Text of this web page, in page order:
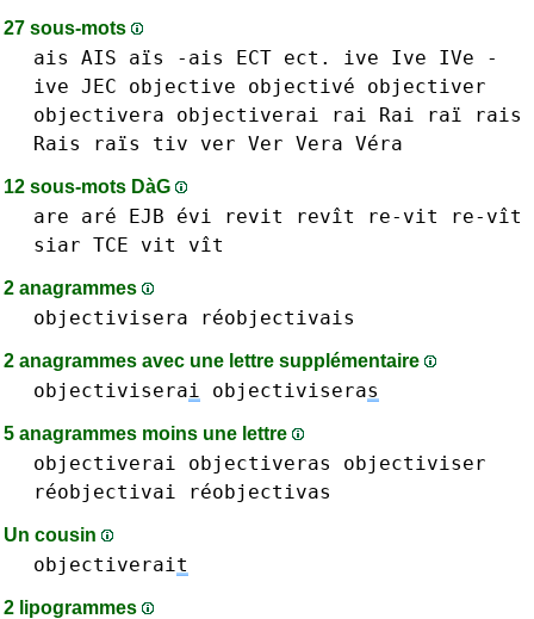
27 sous-mots
ais AIS aïs -ais ECT ect.
ive Ive IVe -
ive JEC objective objectivé
objectiver
objectivera
objectiverai rai Rai raï
rais
Rais raïs
tiv ver Ver Vera Véra
12 sous-mots DàG
are aré EJB évi
revit revît re-vit re-vît
siar TCE vit vît
2 anagrammes
objectivisera réobjectivais
2 anagrammes avec une lettre supplémentaire
objectiviserai objectiviseras
5 anagrammes moins une lettre
objectiverai objectiveras
objectiviser
réobjectivai
réobjectivas
Un cousin
objectiverait
2 lipogrammes